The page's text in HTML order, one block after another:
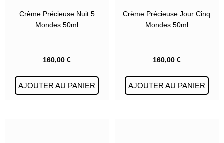
Crème Précieuse Nuit 5
Mondes 50ml
160,00€
AJOUTER AU PANIER
Crème Précieuse Jour Cinq
Mondes 50ml
160,00 €
AJOUTER AU PANIER